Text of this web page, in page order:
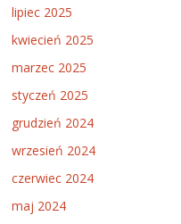
lipiec 2025
kwiecień 2025
marzec 2025
styczeń 2025
grudzień 2024
wrzesień 2024
czerwiec 2024
maj 2024